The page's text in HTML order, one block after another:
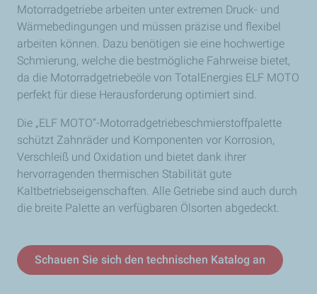
Motorradgetriebe arbeiten unter extremen Druck- und
Wärmebedingungen und müssen präzise und flexibel
arbeiten können. Dazu benötigen sie eine hochwertige
Schmierung, welche die bestmögliche Fahrweise bietet,
da die Motorradgetriebeöle von TotalEnergies ELF MOTO
perfekt für diese Herausforderung optimiert sind.
Die „ELF MOTO“-Motorradgetriebeschmierstoffpalette
schützt Zahnräder und Komponenten vor Korrosion,
Verschleiß und Oxidation und bietet dank ihrer
hervorragenden thermischen Stabilität gute
Kaltbetriebseigenschaften. Alle Getriebe sind auch durch
die breite Palette an verfügbaren Ölsorten abgedeckt.
Schauen Sie sich den technischen Katalog an